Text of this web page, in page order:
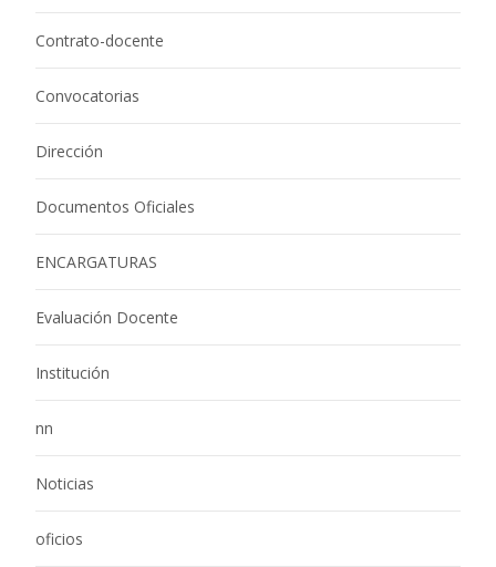
Contrato-docente
Convocatorias
Dirección
Documentos Oficiales
ENCARGATURAS
Evaluación Docente
Institución
nn
Noticias
oficios